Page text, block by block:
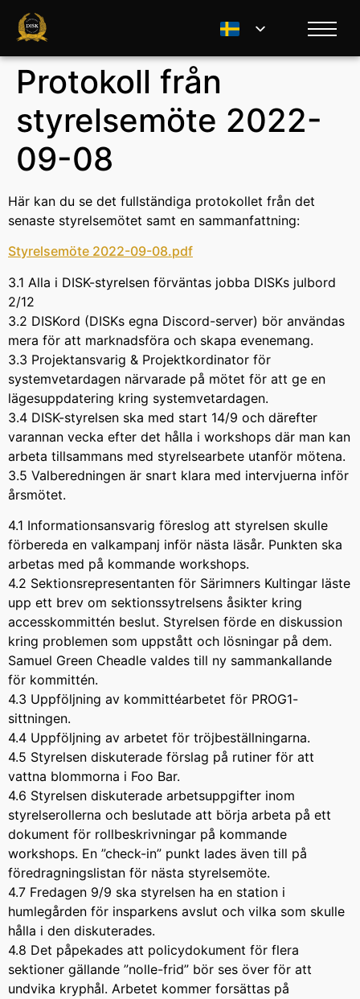
Protokoll från
styrelsemöte 2022-
09-08
Här kan du se det fullständiga protokollet från det
senaste styrelsemötet samt en sammanfattning:
Styrelsemöte 2022-09-08.pdf
3.1 Alla i DISK-styrelsen förväntas jobba DISKs julbord
2/12
3.2 DISKord (DISKs egna Discord-server) bör användas
mera för att marknadsföra och skapa evenemang.
3.3 Projektansvarig & Projektkordinator för
systemvetardagen närvarade på mötet för att ge en
lägesuppdatering kring systemvetardagen.
3.4 DISK-styrelsen ska med start 14/9 och därefter
varannan vecka efter det hålla i workshops där man kan
arbeta tillsammans med styrelsearbete utanför mötena.
3.5 Valberedningen är snart klara med intervjuerna inför
årsmötet.
4.1 Informationsansvarig föreslog att styrelsen skulle
förbereda en valkampanj inför nästa läsår. Punkten ska
arbetas med på kommande workshops.
4.2 Sektionsrepresentanten för Särimners Kultingar läste
upp ett brev om sektionssytrelsens åsikter kring
accesskommittén beslut. Styrelsen förde en diskussion
kring problemen som uppstått och lösningar på dem.
Samuel Green Cheadle valdes till ny sammankallande
för kommittén.
4.3 Uppföljning av kommittéarbetet för PROG1-
sittningen.
4.4 Uppföljning av arbetet för tröjbeställningarna.
4.5 Styrelsen diskuterade förslag på rutiner för att
vattna blommorna i Foo Bar.
4.6 Styrelsen diskuterade arbetsuppgifter inom
styrelserollerna och beslutade att börja arbeta på ett
dokument för rollbeskrivningar på kommande
workshops. En ”check-in” punkt lades även till på
föredragningslistan för nästa styrelsemöte.
4.7 Fredagen 9/9 ska styrelsen ha en station i
humlegården för insparkens avslut och vilka som skulle
hålla i den diskuterades.
4.8 Det påpekades att policydokument för flera
sektioner gällande ”nolle-frid” bör ses över för att
undvika kryphål. Arbetet kommer forsättas på